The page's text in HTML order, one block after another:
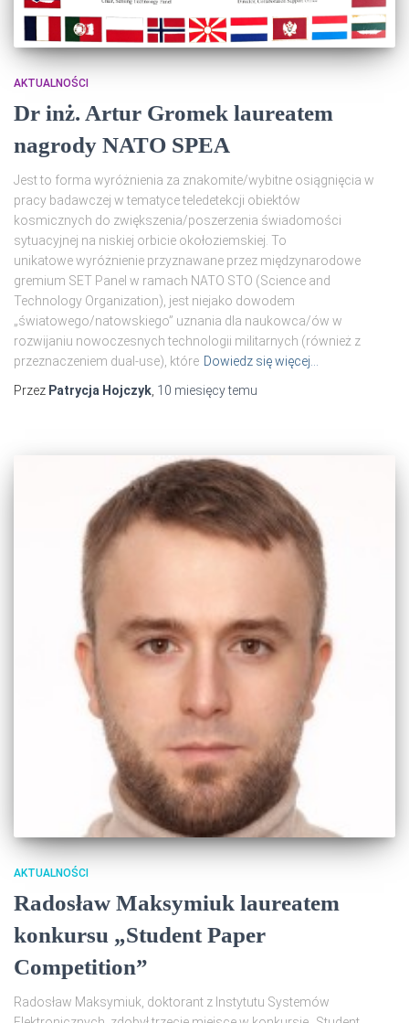
AKTUALNOŚCI
Dr inż. Artur Gromek laureatem
nagrody NATO SPEA
Jest to forma wyróżnienia za znakomite/wybitne osiągnięcia w
pracy badawczej w tematyce teledetekcji obiektów
kosmicznych do zwiększenia/poszerzenia świadomości
sytuacyjnej na niskiej orbicie okołoziemskiej. To
unikatowe wyróżnienie przyznawane przez międzynarodowe
gremium SET Panel w ramach NATO STO (Science and
Technology Organization), jest niejako dowodem
„światowego/natowskiego” uznania dla naukowca/ów w
rozwijaniu nowoczesnych technologii militarnych (również z
przeznaczeniem dual-use), które Dowiedz się więcej…
Przez Patrycja Hojczyk, 10 miesięcytemu
AKTUALNOŚCI
Radosław Maksymiuk laureatem
konkursu „Student Paper
Competition”
Radosław Maksymiuk, doktorant z Instytutu Systemów